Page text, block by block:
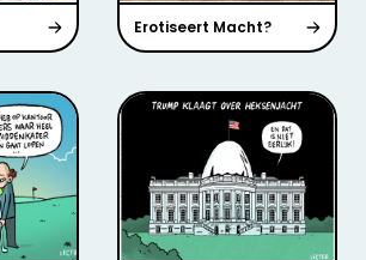
Erotiseert Macht?